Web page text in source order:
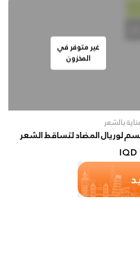
غير متوفر في
المخزون
بالشعر
لوريال المضاد لتساقط الشعر
IQD